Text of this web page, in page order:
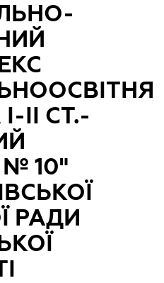
II СТ.-
10"
РАДИ